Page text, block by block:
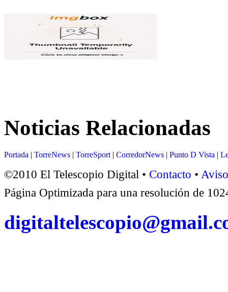
Noticias Relacionadas
Portada | TorreNews | TorreSport | CorredorNews | Punto D Vista |
©2010 El Telescopio Digital • Contacto •
Página Optimizada para una resolución de